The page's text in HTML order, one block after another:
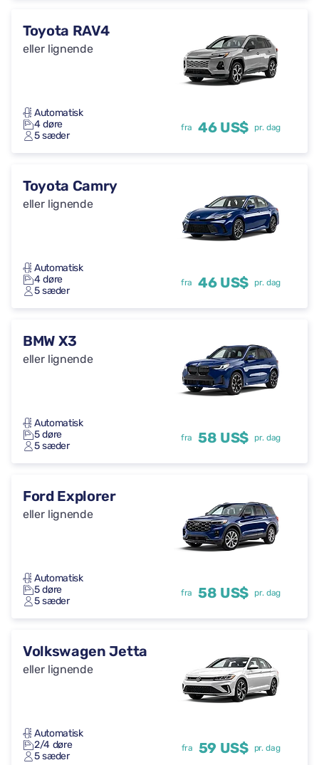
Toyota RAV4
eller lignende
Automatisk
4 døre
5 sæder
fra 46 US$ pr. dag
Toyota Camry
eller lignende
Automatisk
4 døre
5 sæder
fra 46 US$ pr. dag
BMW X3
eller lignende
Automatisk
5 døre
5 sæder
fra 58 US$ pr. dag
Ford Explorer
eller lignende
Automatisk
5 døre
5 sæder
fra 58 US$ pr. dag
Volkswagen Jetta
eller lignende
Automatisk
2/4 døre
5 sæder
fra 59 US$ pr. dag